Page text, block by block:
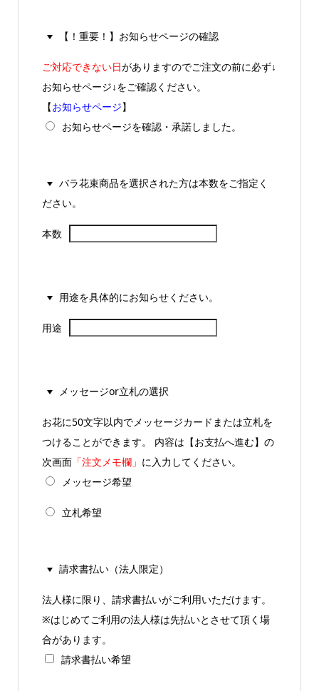
【！重要！】お知らせページの確認
ご対応できない日がありますのでご注文の前に必ず↓
お知らせページ↓をご確認ください。
【お知らせページ】
お知らせページを確認・承諾しました。
バラ花束商品を選択された方は本数をご指定く
ださい。
本数
用途を具体的にお知らせください。
用途
メッセージor立札の選択
お花に50文字以内でメッセージカードまたは立札を
つけることができます。 内容は【お支払へ進む】の
次画面「注文メモ欄」 に入力してください。
メッセージ希望
立札希望
請求書払い（法人限定）
法人様に限り、請求書払いがご利用いただけます。
※はじめてご利用の法人様は先払いとさせて頂く場
合があります。
請求書払い希望